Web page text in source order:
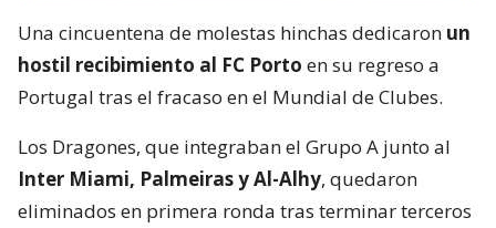
Una cincuentena de molestas hinchas dedicaron un
hostil recibimiento al FC Porto en su regreso a
Portugal tras el fracaso en el Mundial de Clubes.
Los Dragones, que integraban el Grupo A junto al
Inter Miami, Palmeiras y Al-Alhy, quedaron
eliminados en primera ronda tras terminar terceros